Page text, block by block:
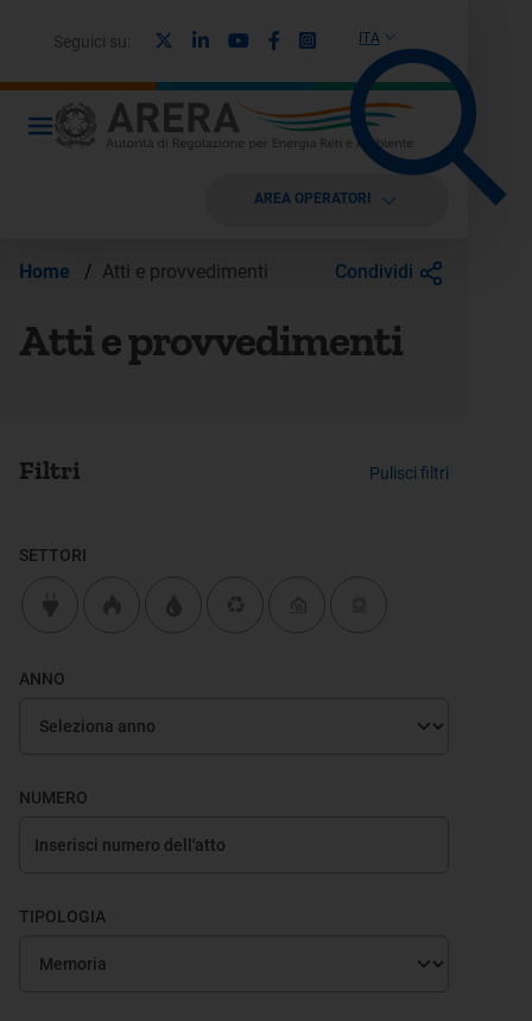
ITA
Seguici su: LinkedinYoutubeFacebook
Instagram
AREA OPERATORI
Home / Atti e provvedimenti Condividi
Atti e provvedimenti
Filtri Pulisci filtri
SETTORI
ANNO
NUMERO
TIPOLOGIA